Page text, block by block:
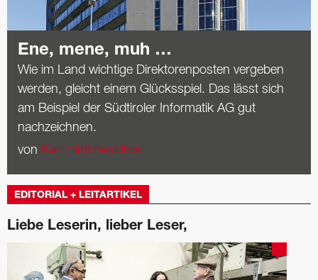
Ene, mene, muh …
Wie im Land wichtige Direktorenposten vergeben
werden, gleicht einem Glücksspiel. Das lässt sich
am Beispiel der Südtiroler Informatik AG gut
nachzeichnen.
von Karl Hinterwaldner
EDITORIAL + LEITARTIKEL
Liebe Leserin, lieber Leser,